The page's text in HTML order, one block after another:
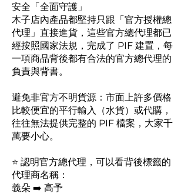
安全「全面守護」
木子店內產品都堅持只跟「官方授權總
代理」直接進貨，這些官方總代理都已
經按照國家法規，完成了 PIF 建置，每
一項商品背後都有合法的官方總代理的
負責與背書。
避免非官方不明貨源：市面上許多價格
比較便宜的平行輸入（水貨）或代購，
往往無法提供完整的 PIF 檔案，大家千
萬要小心。
⭐️ 認明官方總代理，可以看背後標籤的
代理商名稱：
義朵 ➡️ 高予